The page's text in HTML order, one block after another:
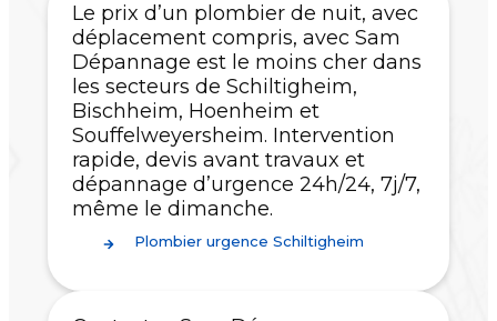
Le prix d’un plombier de nuit, avec
déplacement compris, avec Sam
Dépannage est le moins cher dans
les secteurs de Schiltigheim,
Bischheim, Hoenheim et
Souffelweyersheim. Intervention
rapide, devis avant travaux et
dépannage d’urgence 24h/24, 7j/7,
même le dimanche.
Plombier urgence Schiltigheim